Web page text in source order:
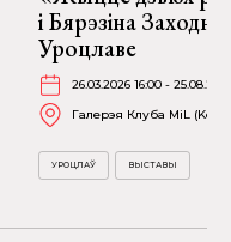
і Бярэзіна
Уроцлаве
26.03.2026 16:00 -
Галерэя Клуба MiL
УРОЦЛАЎ ВЫСТАВЫ